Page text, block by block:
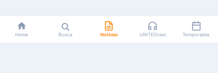
Home Busca Notícias UNITEDcast Temporadas